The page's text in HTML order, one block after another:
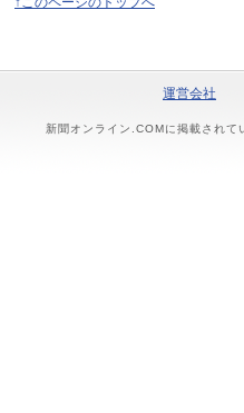
運営会社
新聞オンライン.COMに掲載され